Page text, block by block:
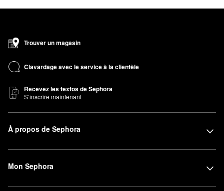
Trouver un magasin
Clavardage avec le service à la clientèle
Recevez les textos de Sephora
S’inscrire maintenant
À propos de Sephora
Mon Sephora